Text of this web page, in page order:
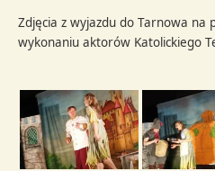
Zdjęcia z wyjazdu do Tarnowa na
wykonaniu aktorów Katolickiego